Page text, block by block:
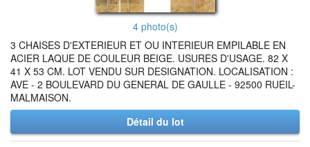
4 photo(s)
3 CHAISES D'EXTERIEUR ET OU INTERIEUR EMPILABLE EN
ACIER LAQUE DE COULEUR BEIGE. USURES D'USAGE. 82 X
41 X 53 CM. LOT VENDU SUR DESIGNATION. LOCALISATION :
AVE - 2 BOULEVARD DU GENERAL DE GAULLE - 92500 RUEIL-
MALMAISON.
Détail du lot